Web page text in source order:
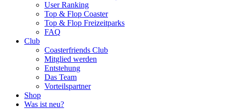
User Ranking
Top & Flop Coaster
Top & Flop Freizeitparks
FAQ
Club
Coasterfriends Club
Mitglied werden
Entstehung
Das Team
Vorteilspartner
Shop
Was ist neu?